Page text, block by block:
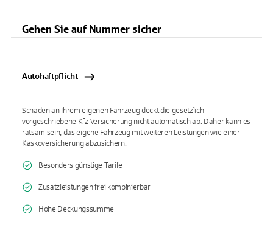
Gehen Sie auf Nummer sicher
Autohaftpflicht
Schäden an Ihrem eigenen Fahrzeug deckt die gesetzlich
vorgeschriebene Kfz-Versicherung nicht automatisch ab. Daher kann es
ratsam sein, das eigene Fahrzeug mit weiteren Leistungen wie einer
Kaskoversicherung abzusichern.
Besonders günstige Tarife
Zusatzleistungen frei kombinierbar
Hohe Deckungssumme